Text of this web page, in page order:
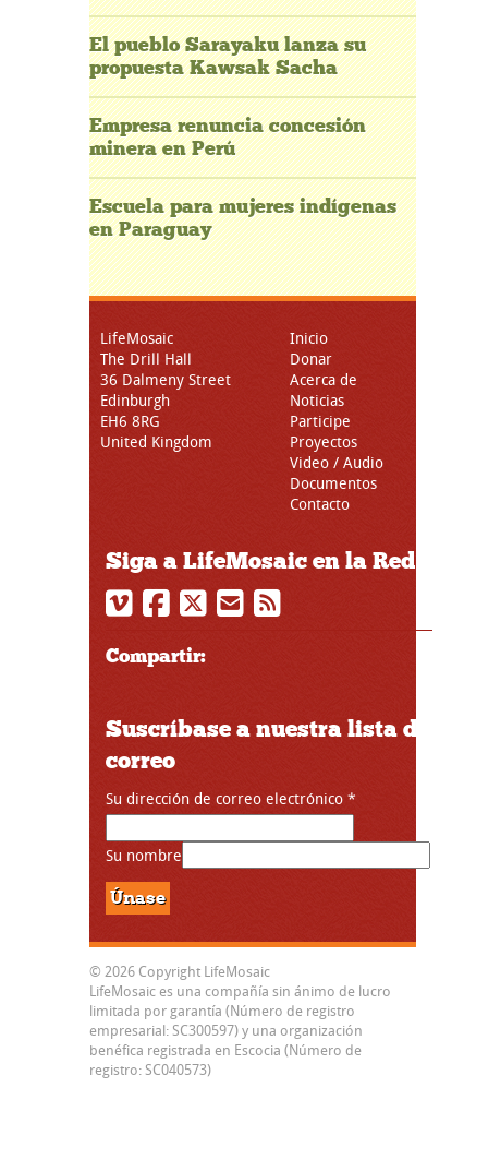
El pueblo Sarayaku lanza su
propuesta Kawsak Sacha
Empresa renuncia concesión
minera en Perú
Escuela para mujeres indígenas
en Paraguay
LifeMosaic
The Drill Hall
36 Dalmeny Street
Edinburgh
EH6 8RG
United Kingdom
Inicio
Donar
Acerca de
Noticias
Participe
Proyectos
Video / Audio
Documentos
Contacto
Siga a LifeMosaic en la Red
Compartir:
Suscríbase a nuestra lista de
correo
Su dirección de correo electrónico *
Su nombre
© 2026 Copyright LifeMosaic
LifeMosaic es una compañía sin ánimo de lucro
limitada por garantía (Número de registro
empresarial: SC300597) y una organización
benéfica registrada en Escocia (Número de
registro: SC040573)